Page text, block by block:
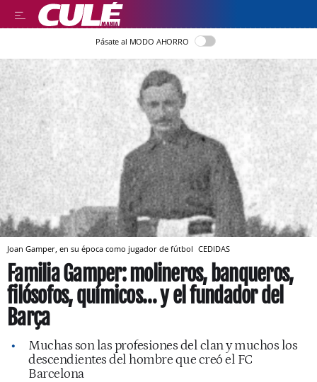
Pásate al MODO AHORRO
Joan Gamper, en su época como jugador de fútbol CEDIDAS
Familia Gamper: molineros, banqueros,
filósofos, químicos… y el fundador del
Barça
Muchas son las profesiones del clan y muchos los
descendientes del hombre que creó el FC
Barcelona